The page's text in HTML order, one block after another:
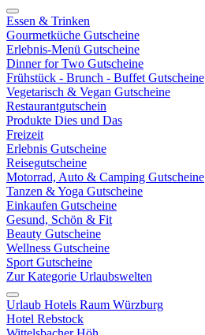
Essen & Trinken
Gourmetküche Gutscheine
Erlebnis-Menü Gutscheine
Dinner for Two Gutscheine
Frühstück - Brunch - Buffet Gutscheine
Vegetarisch & Vegan Gutscheine
Restaurantgutschein
Produkte Dies und Das
Freizeit
Erlebnis Gutscheine
Reisegutscheine
Motorrad, Auto & Camping Gutscheine
Tanzen & Yoga Gutscheine
Einkaufen Gutscheine
Gesund, Schön & Fit
Beauty Gutscheine
Wellness Gutscheine
Sport Gutscheine
Zur Kategorie Urlaubswelten
Urlaub Hotels Raum Würzburg
Hotel Rebstock